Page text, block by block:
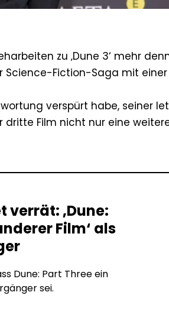
zu ‚Dune 3‘ mehr
Science-Fiction-Saga mit einer
verspürt habe, seiner
dritte Film nicht nur eine
‚Dune:
Film‘ als
Dune: Part Three ein
sei.